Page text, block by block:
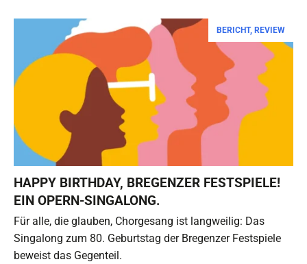
BERICHT, REVIEW
HAPPY BIRTHDAY, BREGENZER FESTSPIELE!
EIN OPERN-SINGALONG.
Für alle, die glauben, Chorgesang ist langweilig: Das
Singalong zum 80. Geburtstag der Bregenzer Festspiele
beweist das Gegenteil.